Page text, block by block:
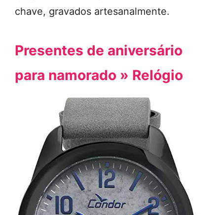
chave, gravados artesanalmente.
Presentes de aniversário
para namorado » Relógio